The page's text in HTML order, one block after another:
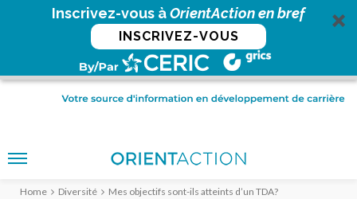
Inscrivez-vous àOrientAction en bref
INSCRIVEZ-VOUS
Home Diversité Mes objectifs sont-ils atteints d’un TDA?